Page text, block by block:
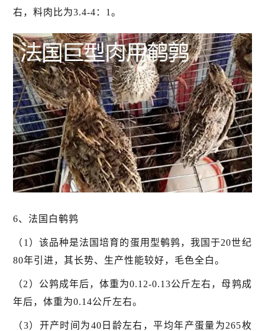
右，料肉比为3.4-4：1。
6、法国白鹌鹑
（1）该品种是法国培育的蛋用型鹌鹑，我国于20世纪
80年引进，其长势、生产性能较好，毛色全白。
（2）公鹑成年后，体重为0.12-0.13公斤左右，母鹑成
年后，体重为0.14公斤左右。
（3）开产时间为40日龄左右，平均年产蛋量为265枚